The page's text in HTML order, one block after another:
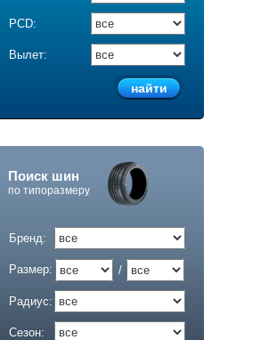
PCD:
Вылет:
Поиск шин
по типоразмеру
Бренд:
Размер: /
Радиус:
Сезон: